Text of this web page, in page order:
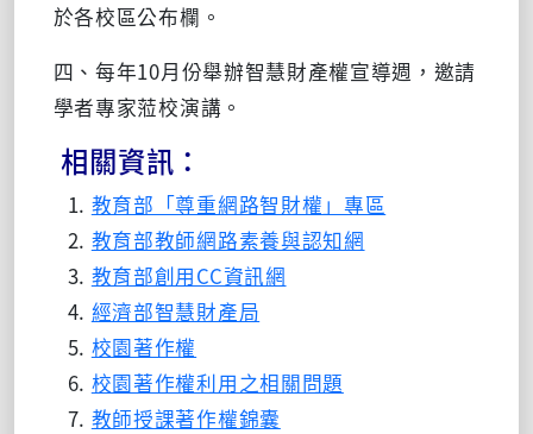
於各校區公布欄。
四、每年10月份舉辦智慧財產權宣導週，邀請
學者專家蒞校演講。
相關資訊：
教育部「尊重網路智財權」專區
教育部教師網路素養與認知網
教育部創用CC資訊網
經濟部智慧財產局
校園著作權
校園著作權利用之相關問題
教師授課著作權錦囊